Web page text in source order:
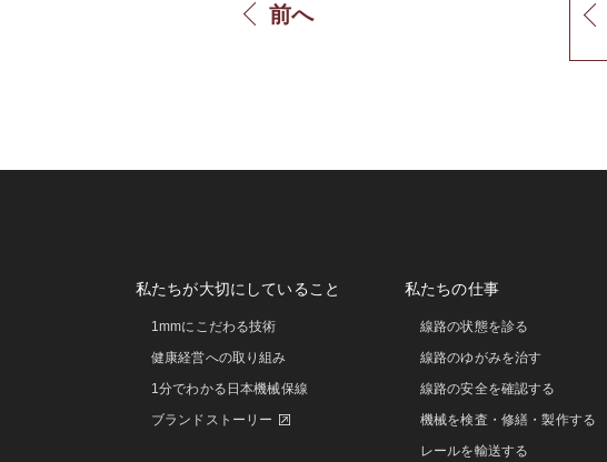
前へ
私たちが大切にしていること
1mmにこだわる技術
健康経営への取り組み
1分でわかる日本機械保線
ブランドストーリー
私たちの仕事
線路の状態を診る
線路のゆがみを治す
線路の安全を確認する
機械を検査・修繕・製作する
レールを輸送する